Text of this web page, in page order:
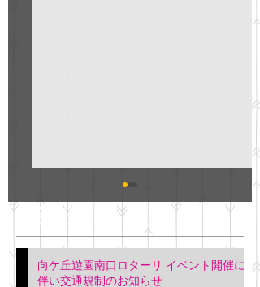
明日(11月6日)午後3時～5
階会議室にてGOの説明会
を行います。 神奈川個人
最新記事
向ケ丘遊園南口ロターリ イベント開催に
伴い交通規制のお知らせ